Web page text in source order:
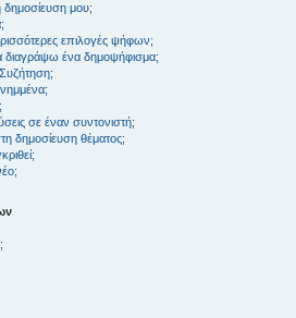
μου;
επιλογές ψήφων;
ένα δημοψήφισμα;
σε έναν συντονιστή;
δημοσίευση θέματος;